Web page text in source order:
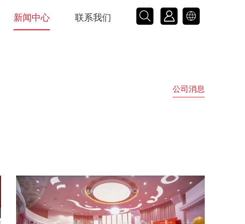
 

新闻中心 联系我们
公司消息